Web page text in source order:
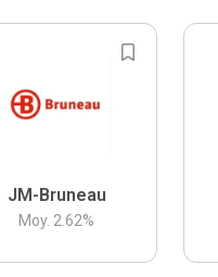
JM-Bruneau
Moy. 2.62%